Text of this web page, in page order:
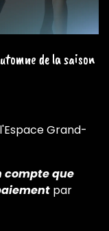
de la saison
Grand-
compte que
par